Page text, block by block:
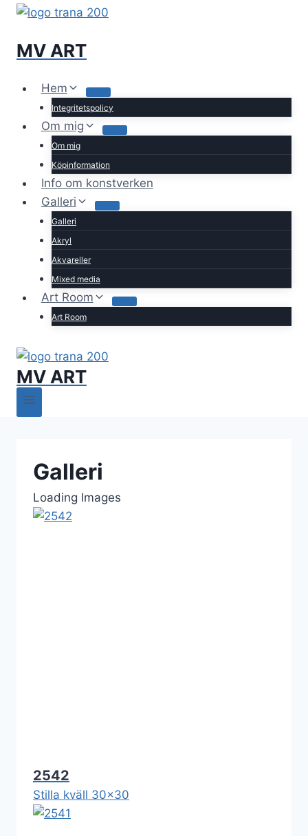
Skip
content
MV ART
Hem
Integritetspolicy
Om mig
Om mig
Köpinformation
Info om konstverken
Galleri
Galleri
Akryl
Akvareller
Mixed media
Art Room
Art Room
MV ART
Galleri
Loading Images
2542
Stilla kväll 30x30